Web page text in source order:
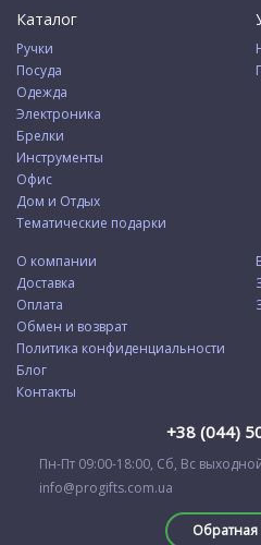
Каталог
Ручки
Посуда
Одежда
Электроника
Брелки
Инструменты
Офис
Дом и Отдых
Тематические подарки
О компании
Доставка
Оплата
Обмен и возврат
Политика конфиденциальности
Блог
Контакты
+38 (044)
Пн-Пт 09:00-18:00, Сб, Вс
info@progifts.com.ua
Обратная